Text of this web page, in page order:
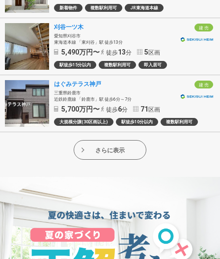
新着物件 複数駅利用可 JR東海道本線
建 売
刈谷一ツ木
愛知県刈谷市
東海道本線 「東刈谷」駅 徒歩13分
5,490万円〜 徒歩13分 5 区画
駅徒歩15分以内 複数駅利用可 即入居可
建 売
はぐみテラス神戸
三重県鈴鹿市
近鉄鈴鹿線 「鈴鹿市」駅 徒歩6分～7分
5,700万円〜 徒歩6分 71 区画
大規模分譲(30区画以上) 駅徒歩10分以内 複数駅利用可
さらに表示